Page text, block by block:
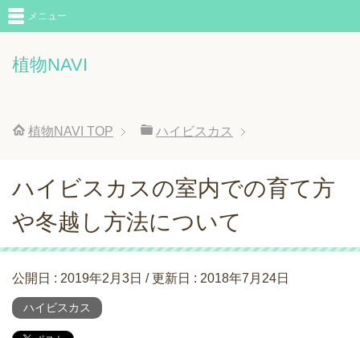
植物NAVI
メニュー
植物NAVI TOP ハイビスカス
ハイビスカスの室内での育て方
や冬越し方法について
公開日 : 2019年2月3日 / 更新日 : 2018年7月24日
ハイビスカス